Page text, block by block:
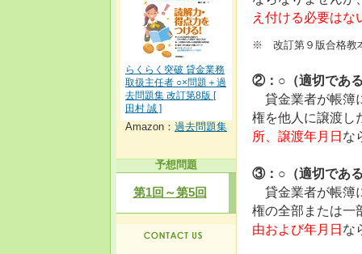
らくらく突破 貸金業務
取扱主任者 ○×問題＋過
去問題集 改訂第8版 [
田村 誠 ]
Amazon： 過去問題集
予想問題
第1回～第5回
え付ける必要はな
※ 改訂第９版合格教
②：○（適切であ
貸金業者が帳簿
権を他人に譲渡し
所、譲渡年月日な
③：○（適切であ
貸金業者が帳簿
権の全部または一
由および年月日な